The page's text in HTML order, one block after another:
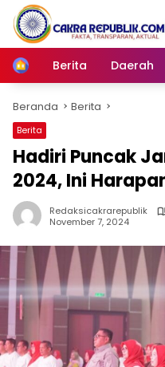
Langsung
konten
Home
Berita Daerah
Beranda Berita
Berita
Hadiri Puncak
2024, Ini
Redaksicakrarepublik
November 7, 2024